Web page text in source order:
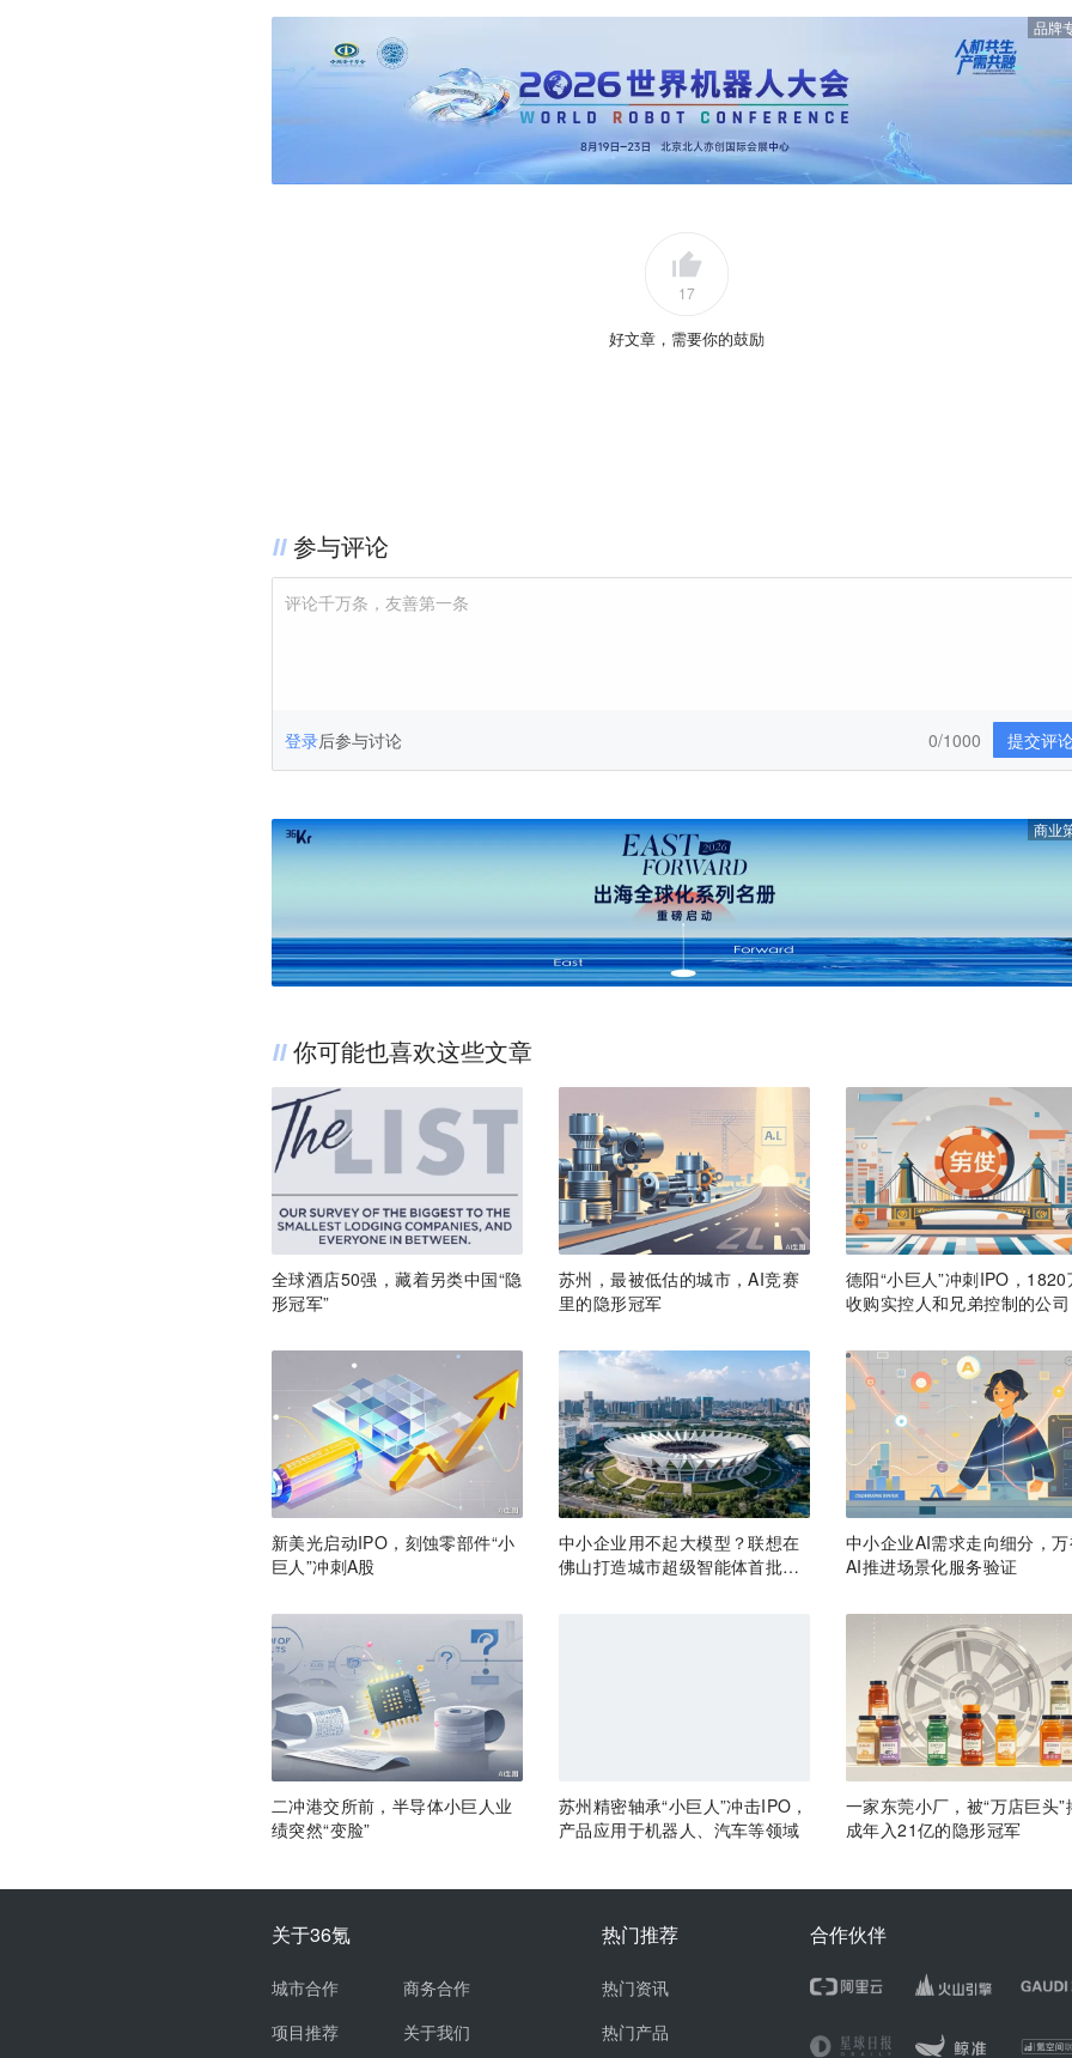
品牌
17
好文章，需要你的鼓励
参与评论
评论千万条，友善第一条
登录后参与讨论 提交评
0/1000
商业
你可能也喜欢这些文章
全球酒店50强，藏着另类中国“隐
形冠军”
苏州，最被低估的城市，AI竞赛
里的隐形冠军
德阳“小巨人”冲刺IPO，1820
收购实控人和兄弟控制的公司
新美光启动IPO，刻蚀零部件“小
巨人”冲刺A股
中小企业用不起大模型？联想在
佛山打造城市超级智能体首批产
中小企业AI需求走向细分，
AI推进场景化服务验证
二冲港交所前，半导体小巨人业
绩突然“变脸”
苏州精密轴承“小巨人”冲击IPO，
产品应用于机器人、汽车等领域
一家东莞小厂，被“万店巨头”
成年入21亿的隐形冠军
关于36氪
城市合作
项目推荐
商务合作
关于我们
热门推荐
热门资讯
热门产品
合作伙伴